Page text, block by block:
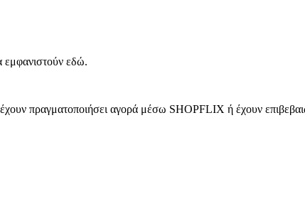
εμφανιστούν εδώ.
πραγματοποιήσει αγορά μέσω SHOPFLIX ή έχουν